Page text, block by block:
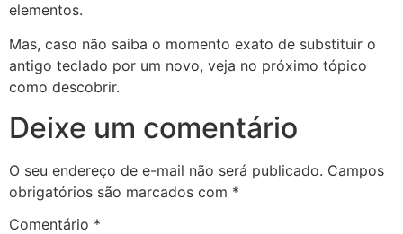
elementos.
Mas, caso não saiba o momento exato de substituir o
antigo teclado por um novo, veja no próximo tópico
como descobrir.
Deixe um comentário
O seu endereço de e-mail não será publicado. Campos
obrigatórios são marcados com *
Comentário *